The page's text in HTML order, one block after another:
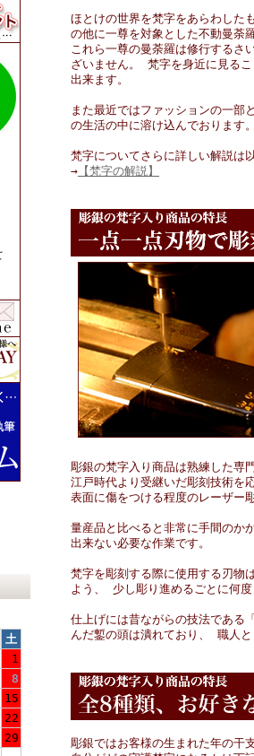
土
1
8
15
22
29
ほとけの世界を梵字をあらわした
の他に一尊を対象とした不動曼荼
これら一尊の曼荼羅は修行するさ
ざいません。 梵字を身近に見る
出来ます。
また最近ではファッションの一部
の生活の中に溶け込んでおります。
梵字についてさらに詳しい解説は
→ 【梵字の解説】
彫銀の梵字入り商品は熟練した専
江戸時代より受継いだ彫刻技術を
表面に傷をつける程度のレーザー
量産品と比べると非常に手間のか
出来ない必要な作業です。
梵字を彫刻する際に使用する刃物
よう、 少し彫り進めるごとに何度
仕上げには昔ながらの技法である
んだ鏨の頭は潰れており、 職人
彫銀ではお客様の生まれた年の干